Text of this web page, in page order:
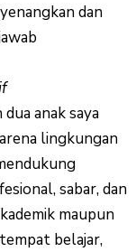
dan
anak saya
lingkungan
sabar, dan
maupun
belajar,